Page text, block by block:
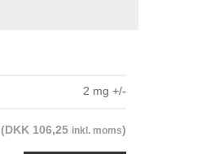
2 mg +/-
(DKK 106,25 inkl. moms)